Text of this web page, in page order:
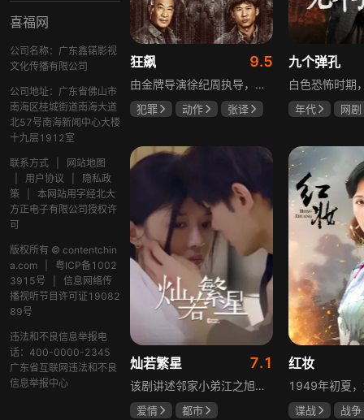
喜福网
公司名称：广东鑫锘影视
文化传播有限公司
公司地址：广东省佛山市
南海区桂城街道南海大道
北57号南海新闻中心大楼
十九层1912室
联系方式
网站地图
用户协议
隐私政
策
本网站用字经北大
方正电子有限公司授权许
可
版权所有 © contentchin
a.com
粤ICP备1002
3915号
信息网络传
播视听节目许可证19082
89号
违法和不良信息举报电
话：400-0000-2345
广东省互联网违法和不良
信息举报中心
狂飙 9.5
由金牌导演徐纪周执导，张译、张颂文、李一桐、张志坚、吴刚领衔主演，倪大红、韩童生、李建义特邀主演的中央政法委重点项目。一部扫黑除恶坚决斗争的回忆录，横跨20年的群像叙事全景式展现时代变迁下的黑白较量与复杂人性。
犯罪 动作
张译
九个弹孔
年代
网剧
灿若繁星 7.1
该剧讲述邻家小弟江之旭留学归来，竟成了夏千星的顶头上司。从小管着江之旭、事事压他一头的夏千星无法接受，两人互不服气，在公司内外明争暗斗。江之旭借职位刁难夏千星，夏千星则用姐姐身份压制他，然而夏千星不知道，江之旭拼尽全力坐上这个位子，就是为了陪在她身边保护她。
爱情
都市
红妆
谍战
战争